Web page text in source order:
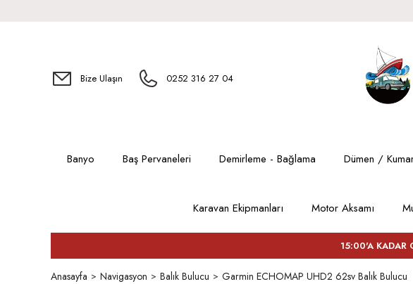
Bize Ulaşın 0252 316 27 04
Banyo Baş Pervaneleri Demirleme - Bağlama Dümen /
Karavan Ekipmanları Motor Aksamı
15:00'A KADAR
Anasayfa Navigasyon Balık Bulucu Garmin ECHOMAP UHD2 62sv Balık Bulucu